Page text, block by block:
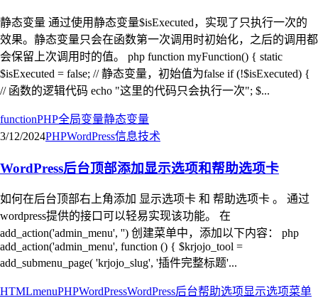
静态变量 通过使用静态变量$isExecuted，实现了只执行一次的
效果。静态变量只会在函数第一次调用时初始化，之后的调用都
会保留上次调用时的值。 php function myFunction() { static
$isExecuted = false; // 静态变量，初始值为false if (!$isExecuted) {
// 函数的逻辑代码 echo "这里的代码只会执行一次"; $...
functionPHP全局变量静态变量
3/12/2024PHPWordPress信息技术
WordPress后台顶部添加显示选项和帮助选项卡
如何在后台顶部右上角添加 显示选项卡 和 帮助选项卡 。 通过
wordpress提供的接口可以轻易实现该功能。 在
add_action('admin_menu', '') 创建菜单中，添加以下内容： php
add_action('admin_menu', function () { $krjojo_tool =
add_submenu_page( 'krjojo_slug', '插件完整标题'...
HTMLmenuPHPWordPressWordPress后台帮助选项显示选项菜单